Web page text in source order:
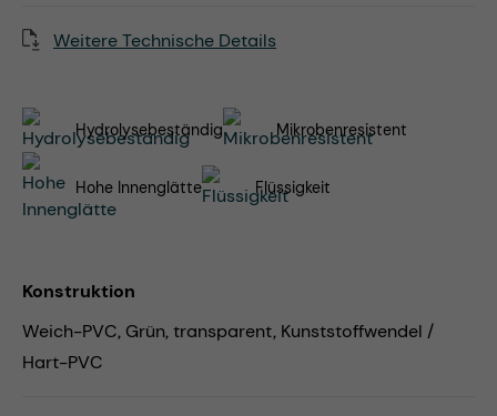
Weitere Technische Details
Hydrolysebeständig Mikrobenresistent
Hohe Innenglätte Flüssigkeit
Konstruktion
Weich-PVC, Grün, transparent, Kunststoffwendel /
Hart-PVC